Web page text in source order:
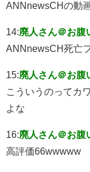
ANNnewsCHの動
14:廃人さん＠お腹
ANNnewsCH死亡
15:廃人さん＠お腹
こういうのってカ
よな
16:廃人さん＠お腹
高評価66wwwww